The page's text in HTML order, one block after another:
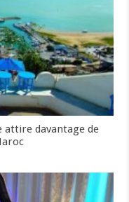
attire davantage de